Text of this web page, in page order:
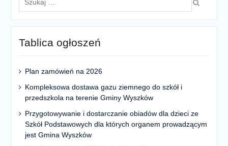
dla:
Tablica ogłoszeń
Plan zamówień na 2026
Kompleksowa dostawa gazu ziemnego do szkół i
przedszkola na terenie Gminy Wyszków
Przygotowywanie i dostarczanie obiadów dla dzieci ze
Szkół Podstawowych dla których organem prowadzącym
jest Gmina Wyszków